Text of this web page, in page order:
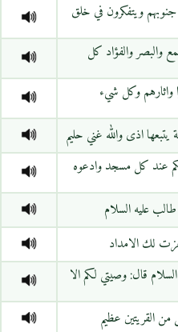
جنوبهم ويتفكرون في خلق
والبصر والفؤاد كل
واثارهم وكل شيء
اذى والله غني حليم
عند كل مسجد وادعوه
طالب عليه السلام
لك الامداد
قال: وصيتي لكم الا
من القريتين عظيم